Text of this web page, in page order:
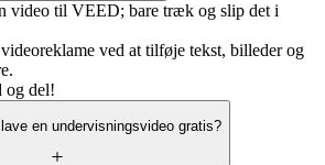
video til VEED; bare træk og slip det i
ved at tilføje tekst, billeder og
og del!
en undervisningsvideo gratis?